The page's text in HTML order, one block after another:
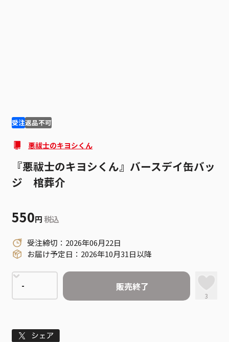
受注返品不可
悪祓士のキヨシくん
『悪祓士のキヨシくん』バースデイ缶バッ
ジ 棺葬介
550円 税込
受注締切：2026年06月22日
お届け予定日：2026年10月31日以降
販売終了
3
Tweet